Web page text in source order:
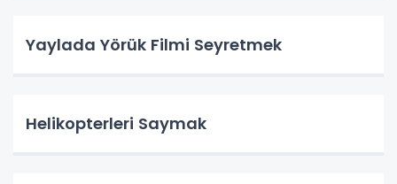
Yaylada Yörük Filmi Seyretmek
Helikopterleri Saymak